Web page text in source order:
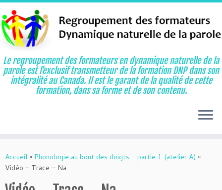
au
contenu
Le regroupement des formateurs en dynamique naturelle de la
parole est l’exclusif transmetteur de la formation DNP dans son
intégralité au Canada. Il est le garant de la qualité de cette
formation, dans sa forme et de son contenu.
Accueil » Phonologie au bout des doigts – partie 1 (atelier A) »
Vidéo – Trace – Na